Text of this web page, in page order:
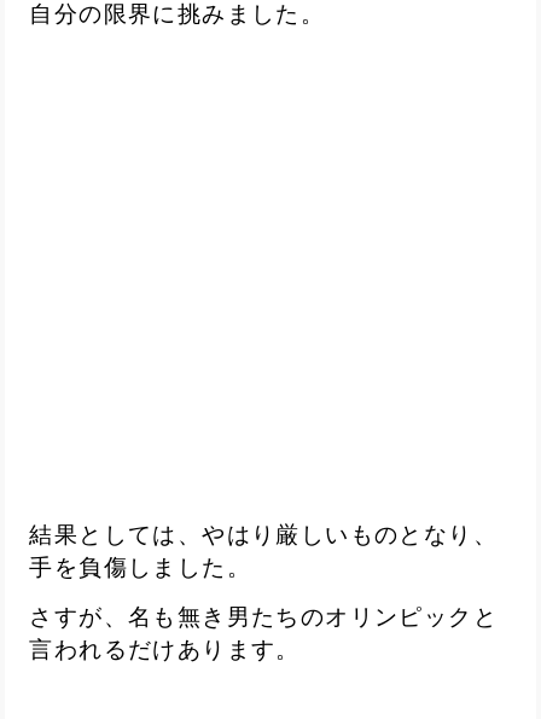
自分の限界に挑みました。
結果としては、やはり厳しいものとなり、
手を負傷しました。
さすが、名も無き男たちのオリンピックと
言われるだけあります。